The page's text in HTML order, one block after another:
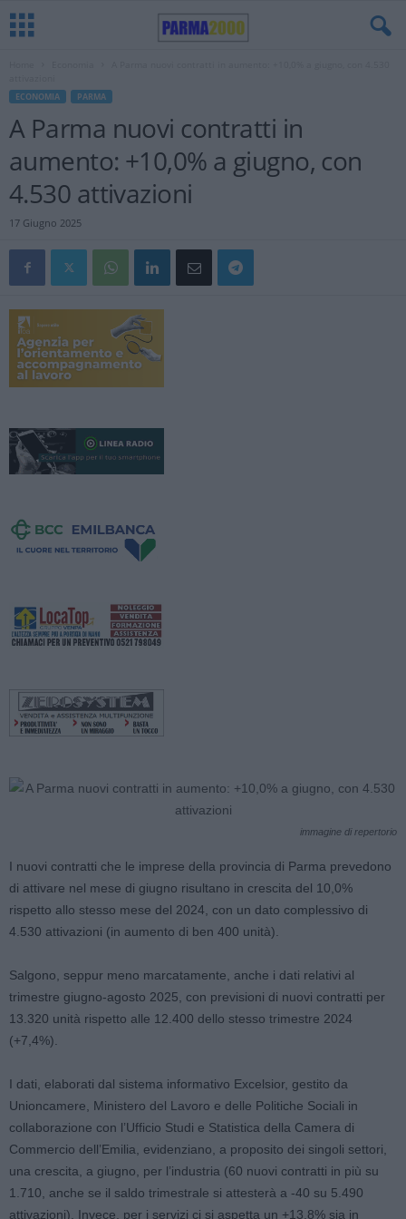
ECONOMIA PARMA
A Parma nuovi contratti in
aumento: +10,0% a giugno, con
4.530 attivazioni
17 Giugno 2025
immagine di repertorio
I nuovi contratti che le imprese della provincia di Parma prevedono
di attivare nel mese di giugno risultano in crescita del 10,0%
rispetto allo stesso mese del 2024, con un dato complessivo di
4.530 attivazioni (in aumento di ben 400 unità).
Salgono, seppur meno marcatamente, anche i dati relativi al
trimestre giugno-agosto 2025, con previsioni di nuovi contratti per
13.320 unità rispetto alle 12.400 dello stesso trimestre 2024
(+7,4%).
I dati, elaborati dal sistema informativo Excelsior, gestito da
Unioncamere, Ministero del Lavoro e delle Politiche Sociali in
collaborazione con l’Ufficio Studi e Statistica della Camera di
Commercio dell’Emilia, evidenziano, a proposito dei singoli settori,
una crescita, a giugno, per l’industria (60 nuovi contratti in più su
1.710, anche se il saldo trimestrale si attesterà a -40 su 5.490
attivazioni). Invece, per i servizi ci si aspetta un +13,8% sia in